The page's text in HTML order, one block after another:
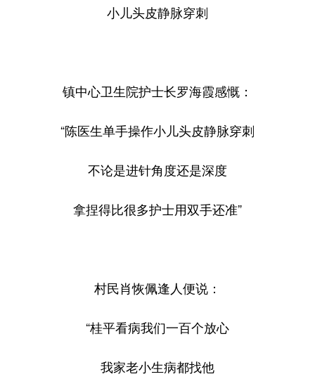
小儿头皮静脉穿刺
镇中心卫生院护士长罗海霞感慨：
“陈医生单手操作小儿头皮静脉穿刺
不论是进针角度还是深度
拿捏得比很多护士用双手还准”
村民肖恢佩逢人便说：
“桂平看病我们一百个放心
我家老小生病都找他